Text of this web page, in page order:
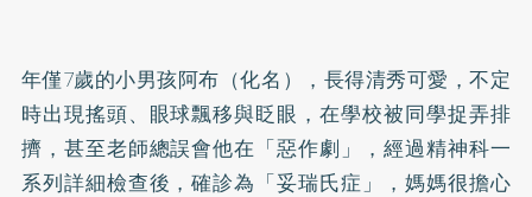
年僅7歲的小男孩阿布（化名），長得清秀可愛，不定
時出現搖頭、眼球飄移與眨眼，在學校被同學捉弄排
擠，甚至老師總誤會他在「惡作劇」，經過精神科一
系列詳細檢查後，確診為「妥瑞氏症」，媽媽很擔心